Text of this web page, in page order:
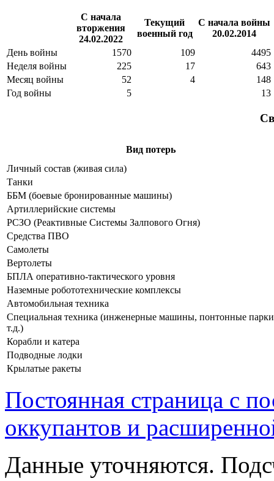
С начала
вторжения
24.02.2022
Текущий
военный год
С начала войны
20.02.2014
День войны
1570 109
4495
Неделя войны
225 17
643
Месяц войны
52 4
148
Год войны
5 13
Вид потерь
Личный состав (живая сила)
Танки
ББМ (боевые бронированные машины)
Артиллерийские системы
РСЗО (Реактивные Системы Залпового Огня)
Средства ПВО
Самолеты
Вертолеты
БПЛА оперативно-тактического уровня
Наземные робототехнические комплексы
Автомобильная техника
Специальная техника (инженерные машины, понтонные
т.д.)
Корабли и катера
Подводные лодки
Крылатые ракеты
Постоянная страница с
оккупантов и
Данные уточняются.